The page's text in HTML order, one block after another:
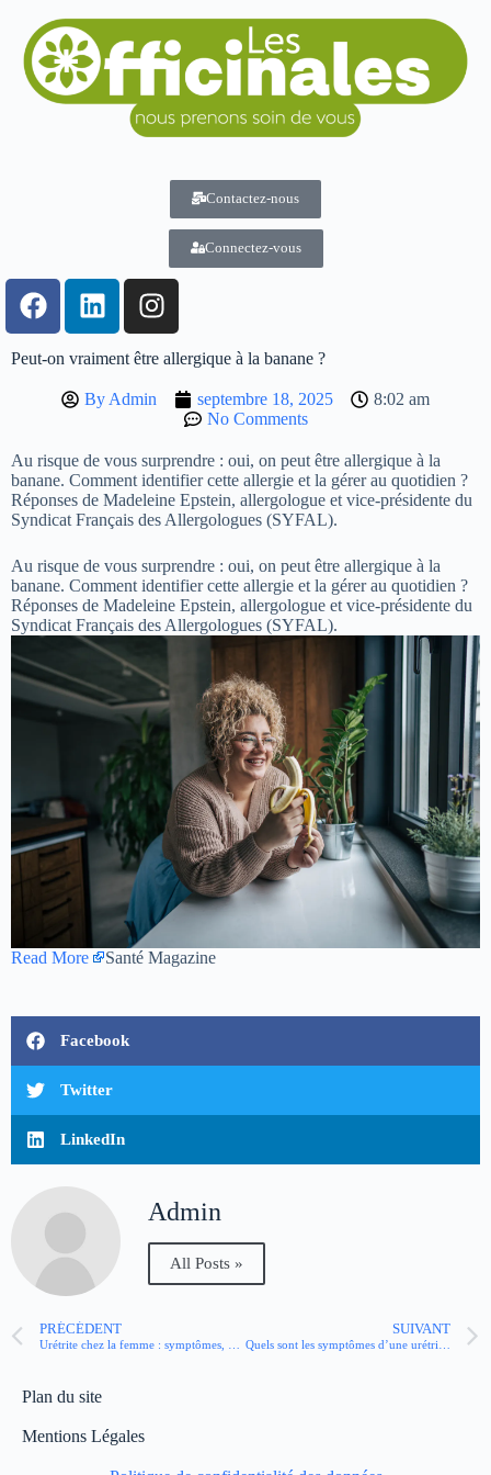
Contactez-nous
Connectez-vous
Peut-on vraiment être allergique à la banane ?
By Admin septembre 18, 2025
8:02 am
No Comments
Au risque de vous surprendre : oui, on peut être allergique à la
banane. Comment identifier cette allergie et la gérer au quotidien ?
Réponses de Madeleine Epstein, allergologue et vice-présidente du
Syndicat Français des Allergologues (SYFAL).
Au risque de vous surprendre : oui, on peut être allergique à la
banane. Comment identifier cette allergie et la gérer au quotidien ?
Réponses de Madeleine Epstein, allergologue et vice-présidente du
Syndicat Français des Allergologues (SYFAL).
Read More Santé Magazine
Facebook
Twitter
LinkedIn
Admin
All Posts »
PRÉCÉDENT
Urétrite chez la femme : symptômes, causes, traitements
SUIVANT
Quels sont les symptômes d’une urétrite chez la femme ?
Plan du site
Mentions Légales